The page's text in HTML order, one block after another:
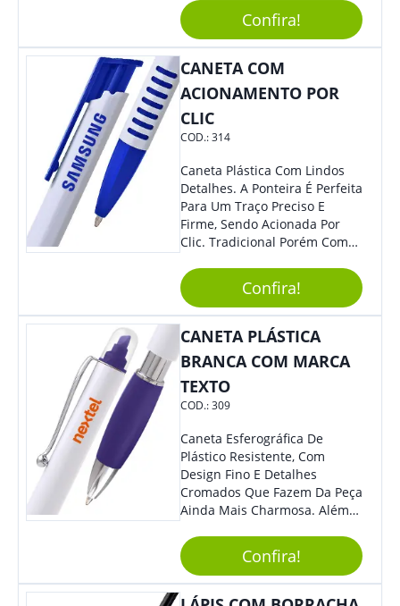
Boneco. Demais, Não É?
Personalize Com Sua Marca.
Super Criativo, Seus Clientes E
Colaboradores Irão Adorar.
Confira!
CANETA COM
ACIONAMENTO POR
CLIC
COD.:314
Caneta Plástica Com Lindos
Detalhes. A Ponteira É Perfeita
Para Um Traço Preciso E
Firme, Sendo Acionada Por
Clic. Tradicional Porém Com
Toda Diferença.
Confira!
CANETA PLÁSTICA
BRANCA COM MARCA
TEXTO
COD.:309
Caneta Esferográfica De
Plástico Resistente, Com
Design Fino E Detalhes
Cromados Que Fazem Da Peça
Ainda Mais Charmosa. Além
Seu Acionamento É Por Giro.
Perfeita Para Diversas
Ocasiões Do Dia A Dia.
Confira!